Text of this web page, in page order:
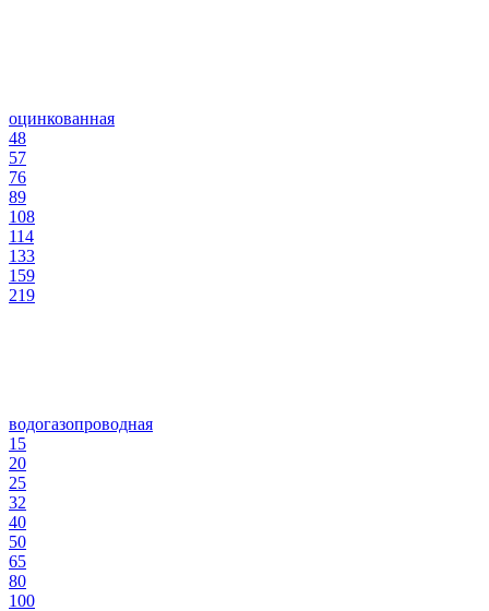
оцинкованная
48
57
76
89
108
114
133
159
219
водогазопроводная
15
20
25
32
40
50
65
80
100